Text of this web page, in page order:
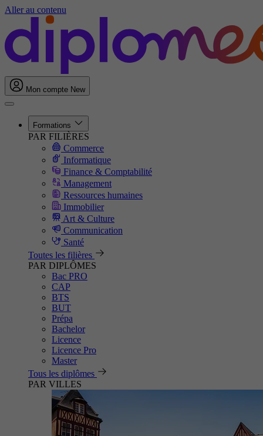
Aller au contenu
Mon compte New
Formations
PAR FILIÈRES
Commerce
Informatique
Finance & Comptabilité
Management
Ressources humaines
Immobilier
Art & Culture
Communication
Santé
Toutes les filières
PAR DIPLÔMES
Bac PRO
CAP
BTS
BUT
Prépa
Bachelor
Licence
Licence Pro
Master
Tous les diplômes
PAR VILLES